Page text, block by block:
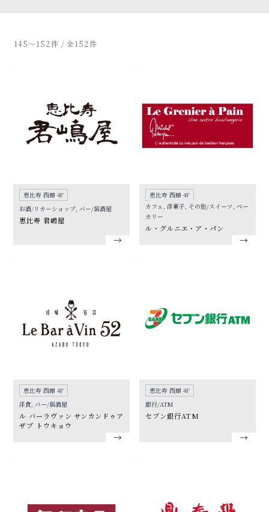
145〜152件 / 全152件
恵比寿 西館 4F
お酒/リカーショップ, バー/居酒屋
恵比寿 君嶋屋
恵比寿 西館 4F
カフェ, 洋菓子, その他/スイーツ, ベー
カリー
ル・グルニエ・ア・パン
恵比寿 西館 4F
洋食, バー/居酒屋
ル バーラヴァン サンカンドゥア
ザブ トウキョウ
恵比寿 西館 4F
銀行/ATM
セブン銀行ATM